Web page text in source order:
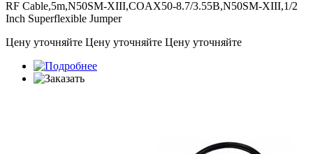
RF Cable,5m,N50SM-XIII,COAX50-8.7/3.55B,N50SM-XIII,1/2
Inch Superflexible Jumper
Цену уточняйте Цену уточняйте Цену уточняйте